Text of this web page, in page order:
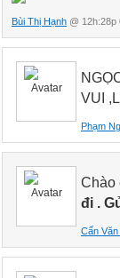
Bùi Thị Hạnh @ 12h:28p
VUI
Phạm
Chào
đi .
Cấn